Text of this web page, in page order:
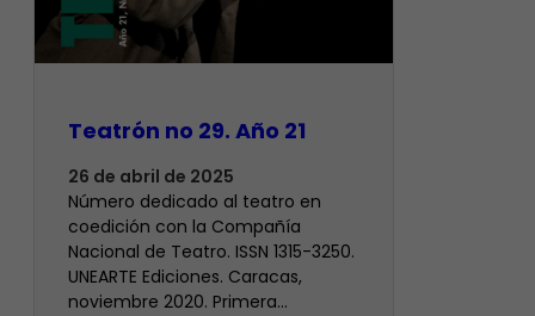
Teatrón no 29. Año 21
26 de abril de 2025
Número dedicado al teatro en
coedición con la Compañía
Nacional de Teatro. ISSN 1315-3250.
UNEARTE Ediciones. Caracas,
noviembre 2020. Primera…